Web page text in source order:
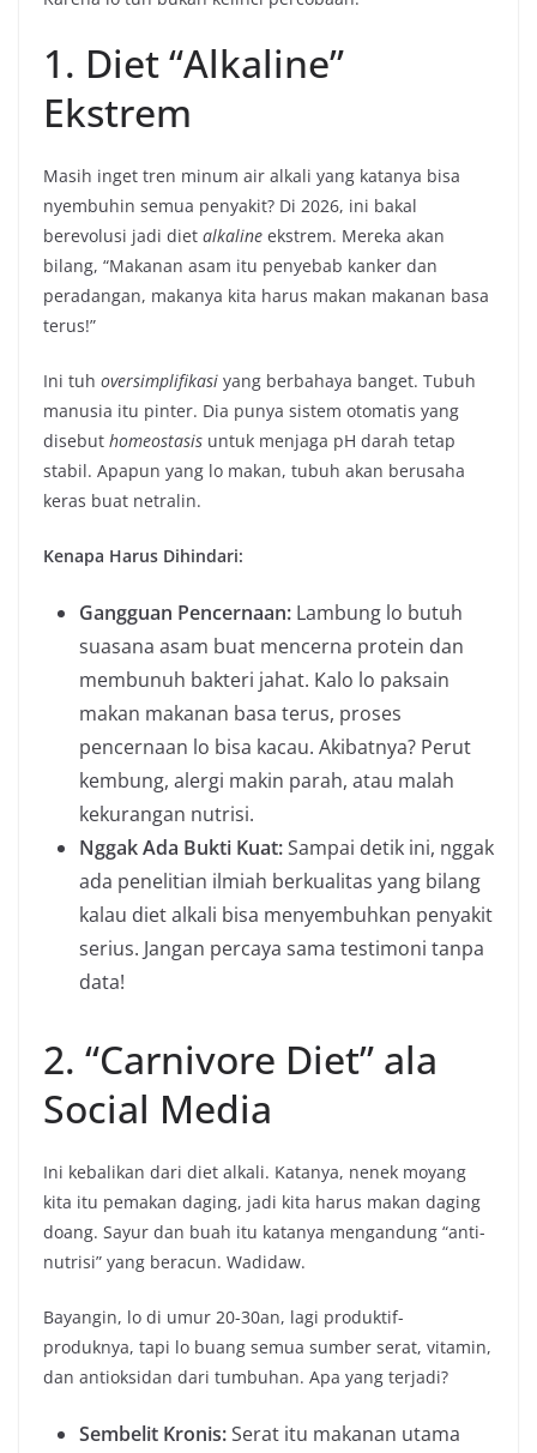
1. Diet “Alkaline”
Ekstrem
Masih inget tren minum air alkali yang katanya bisa
nyembuhin semua penyakit? Di 2026, ini bakal
berevolusi jadi diet alkaline ekstrem. Mereka akan
bilang, “Makanan asam itu penyebab kanker dan
peradangan, makanya kita harus makan makanan basa
terus!”
Ini tuh oversimplifikasi yang berbahaya banget. Tubuh
manusia itu pinter. Dia punya sistem otomatis yang
disebut homeostasis untuk menjaga pH darah tetap
stabil. Apapun yang lo makan, tubuh akan berusaha
keras buat netralin.
Kenapa Harus Dihindari:
Gangguan Pencernaan: Lambung lo butuh
suasana asam buat mencerna protein dan
membunuh bakteri jahat. Kalo lo paksain
makan makanan basa terus, proses
pencernaan lo bisa kacau. Akibatnya? Perut
kembung, alergi makin parah, atau malah
kekurangan nutrisi.
Nggak Ada Bukti Kuat:Sampai detik ini, nggak
ada penelitian ilmiah berkualitas yang bilang
kalau diet alkali bisa menyembuhkan penyakit
serius. Jangan percaya sama testimoni tanpa
data!
2. “Carnivore Diet” ala
Social Media
Ini kebalikan dari diet alkali. Katanya, nenek moyang
kita itu pemakan daging, jadi kita harus makan daging
doang. Sayur dan buah itu katanya mengandung “anti-
nutrisi” yang beracun. Wadidaw.
Bayangin, lo di umur 20-30an, lagi produktif-
produknya, tapi lo buang semua sumber serat, vitamin,
dan antioksidan dari tumbuhan. Apa yang terjadi?
Sembelit Kronis:Serat itu makanan utama